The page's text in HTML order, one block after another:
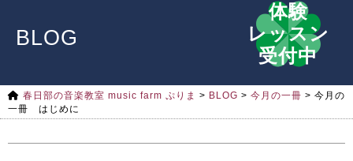
BLOG
春日部の音楽教室 music farm ぷりま > BLOG > 今月の一冊 > 今月の
一冊 はじめに
体験
レッスン
受付中